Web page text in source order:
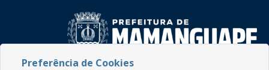
Preferência de Cookies